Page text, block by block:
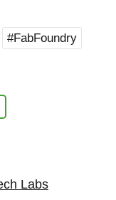
#FabFoundry
Labs